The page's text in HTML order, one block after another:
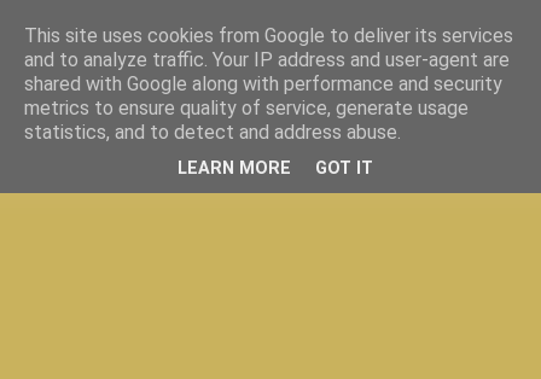
This site uses cookies from Google to deliver its services
and to analyze traffic. Your IP address and user-agent are
shared with Google along with performance and security
metrics to ensure quality of service, generate usage
statistics, and to detect and address abuse.
LEARN MORE GOT IT